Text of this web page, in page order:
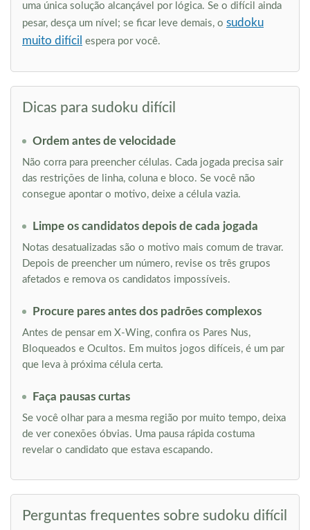
uma única solução alcançável por lógica. Se o difícil ainda
pesar, desça um nível; se ficar leve demais, o sudoku
muito difícil espera por você.
Dicas para sudoku difícil
Ordem antes de velocidade
Não corra para preencher células. Cada jogada precisa sair
das restrições de linha, coluna e bloco. Se você não
consegue apontar o motivo, deixe a célula vazia.
Limpe os candidatos depois de cada jogada
Notas desatualizadas são o motivo mais comum de travar.
Depois de preencher um número, revise os três grupos
afetados e remova os candidatos impossíveis.
Procure pares antes dos padrões complexos
Antes de pensar em X-Wing, confira os Pares Nus,
Bloqueados e Ocultos. Em muitos jogos difíceis, é um par
que leva à próxima célula certa.
Faça pausas curtas
Se você olhar para a mesma região por muito tempo, deixa
de ver conexões óbvias. Uma pausa rápida costuma
revelar o candidato que estava escapando.
Perguntas frequentes sobre sudoku difícil